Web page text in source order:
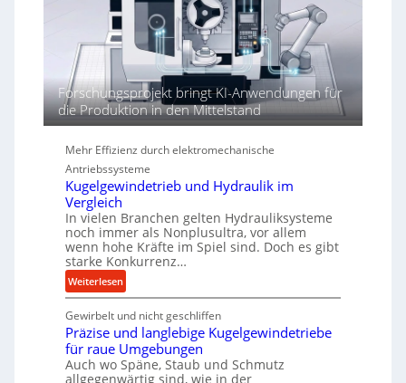
h
e
d
i
e
e
r
f
o
r
m
a
n
c
b
e
i
m
Forschungsprojekt bringt KI-Anwendungen für
die Produktion in den Mittelstand
Mehr Effizienz durch elektromechanische
Antriebssysteme
Kugelgewindetrieb und Hydraulik im
Vergleich
In vielen Branchen gelten Hydrauliksysteme
noch immer als Nonplusultra, vor allem
wenn hohe Kräfte im Spiel sind. Doch es gibt
starke Konkurrenz…
Weiterlesen:
K
u
g
e
l
Gewirbelt und nicht geschliffen
Präzise und langlebige Kugelgewindetriebe
für raue Umgebungen
Auch wo Späne, Staub und Schmutz
allgegenwärtig sind, wie in der